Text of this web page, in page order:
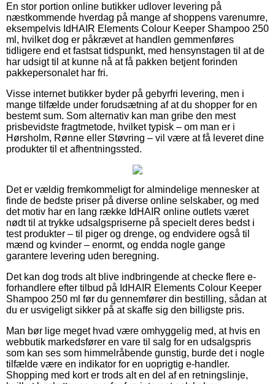
En stor portion online butikker udlover levering på
næstkommende hverdag på mange af shoppens varenumre,
eksempelvis IdHAIR Elements Colour Keeper Shampoo 250
ml, hvilket dog er påkrævet at handlen gemmenføres
tidligere end et fastsat tidspunkt, med hensynstagen til at de
har udsigt til at kunne nå at få pakken betjent forinden
pakkepersonalet har fri.
Visse internet butikker byder på gebyrfri levering, men i
mange tilfælde under forudsætning af at du shopper for en
bestemt sum. Som alternativ kan man gribe den mest
prisbevidste fragtmetode, hvilket typisk – om man er i
Hørsholm, Rønne eller Støvring – vil være at få leveret dine
produkter til et afhentningssted.
Det er vældig fremkommeligt for almindelige mennesker at
finde de bedste priser på diverse online selskaber, og med
det motiv har en lang række IdHAIR online outlets været
nødt til at trykke udsalgspriserne på specielt deres bedst i
test produkter – til piger og drenge, og endvidere også til
mænd og kvinder – enormt, og endda nogle gange
garantere levering uden beregning.
Det kan dog trods alt blive indbringende at checke flere e-
forhandlere efter tilbud på IdHAIR Elements Colour Keeper
Shampoo 250 ml før du gennemfører din bestilling, sådan at
du er usvigeligt sikker på at skaffe sig den billigste pris.
Man bør lige meget hvad være omhyggelig med, at hvis en
webbutik markedsfører en vare til salg for en udsalgspris
som kan ses som himmelråbende gunstig, burde det i nogle
tilfælde være en indikator for en uoprigtig e-handler.
Shopping med kort er trods alt en del af en retningslinje,